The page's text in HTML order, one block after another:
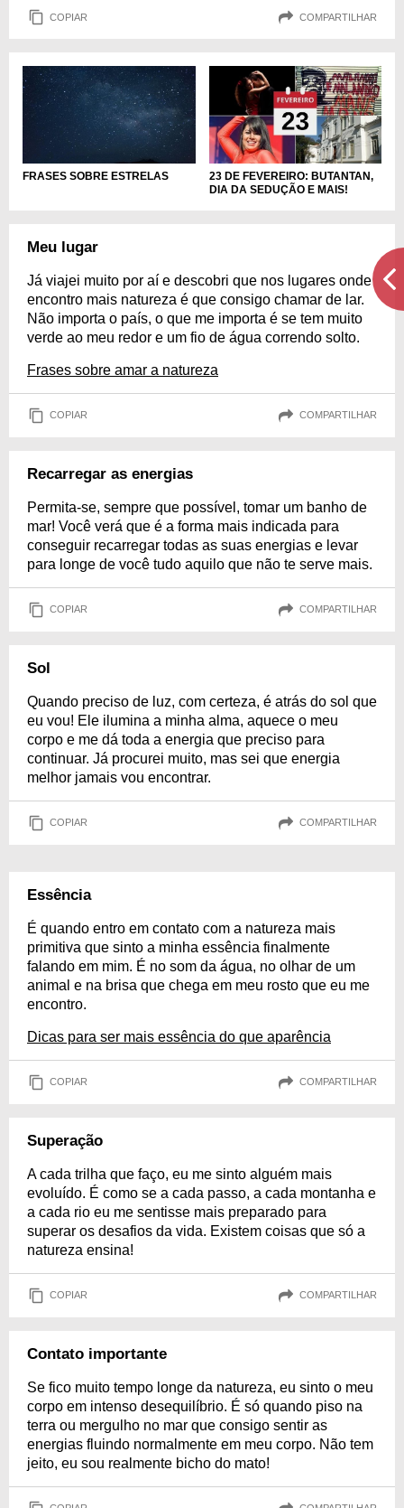
COPIAR COMPARTILHAR
FRASES SOBRE ESTRELAS
23 DE FEVEREIRO: BUTANTAN,
DIA DA SEDUÇÃO E MAIS!
Meu lugar
Já viajei muito por aí e descobri que nos lugares onde
encontro mais natureza é que consigo chamar de lar.
Não importa o país, o que me importa é se tem muito
verde ao meu redor e um fio de água correndo solto.
Frases sobre amar a natureza
COPIAR COMPARTILHAR
Recarregar as energias
Permita-se, sempre que possível, tomar um banho de
mar! Você verá que é a forma mais indicada para
conseguir recarregar todas as suas energias e levar
para longe de você tudo aquilo que não te serve mais.
COPIAR COMPARTILHAR
Sol
Quando preciso de luz, com certeza, é atrás do sol que
eu vou! Ele ilumina a minha alma, aquece o meu
corpo e me dá toda a energia que preciso para
continuar. Já procurei muito, mas sei que energia
melhor jamais vou encontrar.
COPIAR COMPARTILHAR
Essência
É quando entro em contato com a natureza mais
primitiva que sinto a minha essência finalmente
falando em mim. É no som da água, no olhar de um
animal e na brisa que chega em meu rosto que eu me
encontro.
Dicas para ser mais essência do que aparência
COPIAR COMPARTILHAR
Superação
A cada trilha que faço, eu me sinto alguém mais
evoluído. É como se a cada passo, a cada montanha e
a cada rio eu me sentisse mais preparado para
superar os desafios da vida. Existem coisas que só a
natureza ensina!
COPIAR COMPARTILHAR
Contato importante
Se fico muito tempo longe da natureza, eu sinto o meu
corpo em intenso desequilíbrio. É só quando piso na
terra ou mergulho no mar que consigo sentir as
energias fluindo normalmente em meu corpo. Não tem
jeito, eu sou realmente bicho do mato!